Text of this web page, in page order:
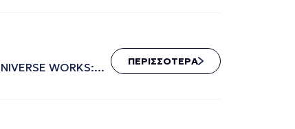
WORKS:...
ΠΕΡΙΣΣΟΤΕΡΑ